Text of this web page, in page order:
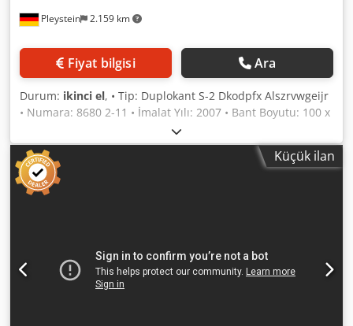
Pleystein 2.159 km
Fiyat bilgisi Ara
Durum: ikinci el, • Tip: Duplokant S-2 Dkodpfx Alszrvwgeijr
• Numara: 8680 2-11 • İmalat Yılı: 2007 • Bant Boyutu: 100 x
3000 mm • Birlikte 512 adet zımpara bandı ve 66 adet
parlatma bandı bulunmaktadır; bunlar ayrıca satın
alınabilir.
Küçük ilan